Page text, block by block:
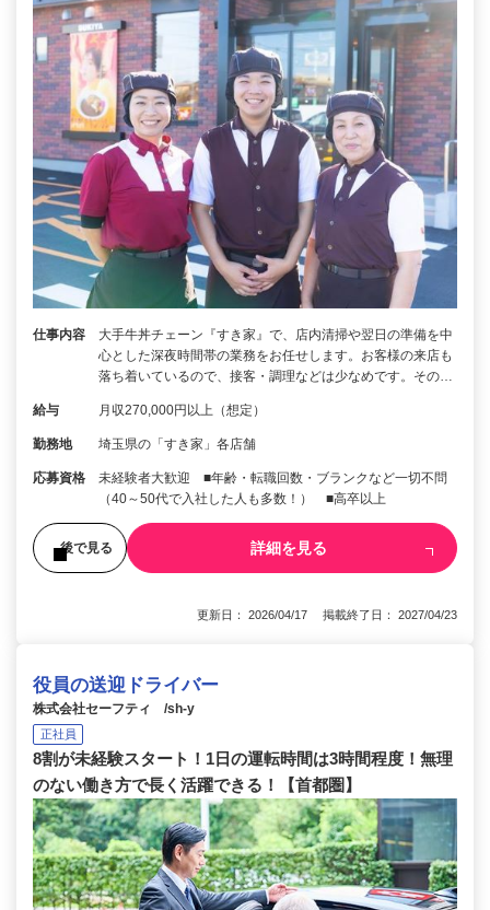
仕事内容
大手牛丼チェーン『すき家』で、店内清掃や翌日の準備を中
心とした深夜時間帯の業務をお任せします。お客様の来店も
落ち着いているので、接客・調理などは少なめです。その…
給与 月収270,000円以上（想定）
勤務地 埼玉県の「すき家」各店舗
応募資格
未経験者大歓迎 ■年齢・転職回数・ブランクなど一切不問
（40～50代で入社した人も多数！） ■高卒以上
後で見る 詳細を見る
更新日： 2026/04/17 掲載終了日： 2027/04/23
役員の送迎ドライバー
株式会社セーフティ /sh-y
正社員
8割が未経験スタート！1日の運転時間は3時間程度！無理
のない働き方で長く活躍できる！【首都圏】